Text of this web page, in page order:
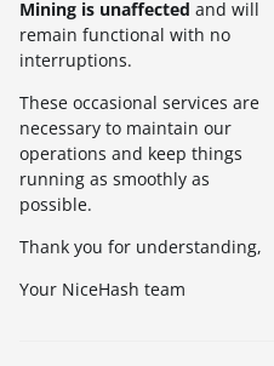
Mining is unaffected and will
remain functional with no
interruptions.
These occasional services are
necessary to maintain our
operations and keep things
running as smoothly as
possible.
Thank you for understanding,
Your NiceHash team